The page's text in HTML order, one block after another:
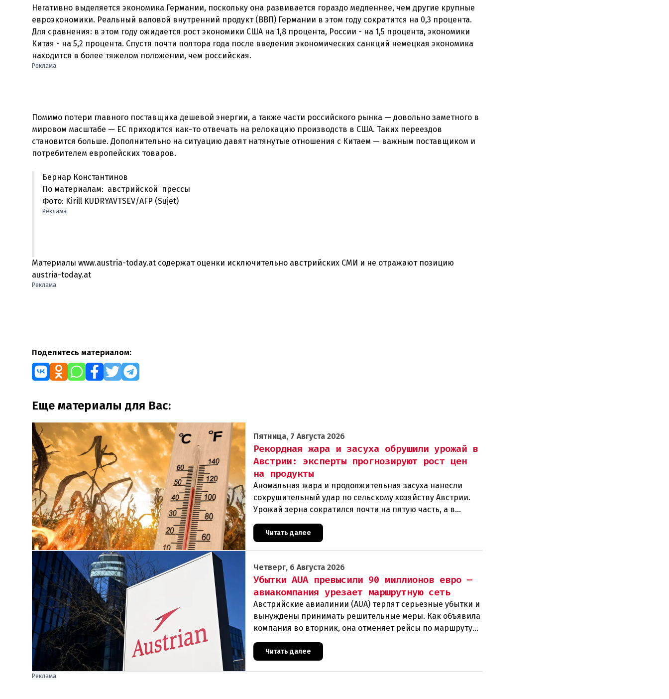
Негативно выделяется экономика Германии, поскольку она развивается гораздо медленнее, чем другие крупные
евроэкономики. Реальный валовой внутренний продукт (ВВП) Германии в этом году сократится на 0,3 процента.
Для сравнения: в этом году ожидается рост экономики США на 1,8 процента, России - на 1,5 процента, экономики
Китая - на 5,2 процента. Спустя почти полтора года после введения экономических санкций немецкая экономика
Реклама
Помимо потери главного поставщика дешевой энергии, а также части российского рынка — довольно заметного в
мировом масштабе — ЕС приходится как-то отвечать на релокацию производств в США. Таких переездов
становится больше. Дополнительно на ситуацию давят натянутые отношения с Китаем — важным поставщиком и
Бернар Константинов
По материалам: австрийской прессы
Фото: Kirill KUDRYAVTSEV/AFP (Sujet)
Реклама
Материалы www.austria-today.at содержат оценки исключительно австрийских СМИ и не отражают позицию
austria-today.at
Реклама
Поделитесь материалом:
Еще материалы для Вас:
Пятница, 7 Августа 2026
Рекордная жара и засуха обрушили урожай в
Австрии: эксперты прогнозируют рост цен
на продукты
Аномальная жара и продолжительная засуха нанесли
сокрушительный удар по сельскому хозяйству Австрии.
Урожай зерна сократился почти на пятую часть, а в
некоторых регионах потери достигают 80 процентов.
Читать далее
Четверг, 6 Августа 2026
Убытки AUA превысили 90 миллионов евро —
авиакомпания урезает маршрутную сеть
Австрийские авиалинии (AUA) терпят серьезные убытки и
вынуждены принимать решительные меры. Как объявила
компания во вторник, она отменяет рейсы по маршруту
Вена — Грац.Причиной столь жесткой экономии
Читать далее
Реклама